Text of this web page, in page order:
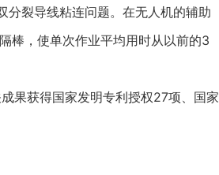
裂导线粘连问题。在无人机的辅助
棒，使单次作业平均用时从以前的3
果获得国家发明专利授权27项、国家